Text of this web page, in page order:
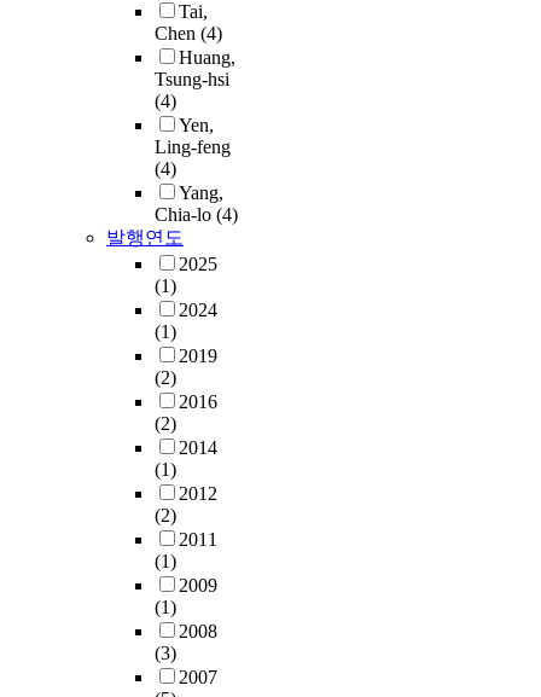
Tai,
Chen (4)
Huang,
Tsung-hsi
(4)
Yen,
Ling-feng
(4)
Yang,
Chia-lo (4)
발행연도
2025
(1)
2024
(1)
2019
(2)
2016
(2)
2014
(1)
2012
(2)
2011
(1)
2009
(1)
2008
(3)
2007